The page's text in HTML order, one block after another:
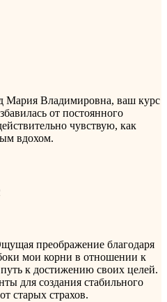
Мария Владимировна, ваш курс
от постоянного
чувствую, как
вдохом.
преображение благодаря
мои корни в отношении к
к достижению своих целей.
для создания стабильного
старых страхов.